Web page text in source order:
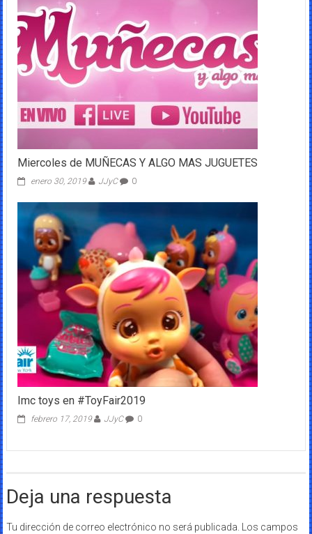
Miercoles de MUÑECAS Y ALGO MAS JUGUETES
enero 30, 2019 JJyC 0
Imc toys en #ToyFair2019
febrero 17, 2019 JJyC 0
Deja una respuesta
Tu dirección de correo electrónico no será publicada. Los campos